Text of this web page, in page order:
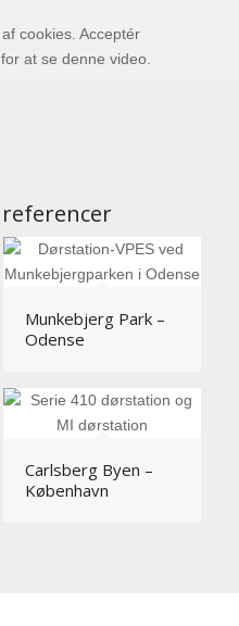
cookies. Acceptér
at se denne video.
Munkebjerg Park –
Odense
Carlsberg Byen –
København